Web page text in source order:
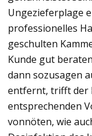
Ungezieferplage
professionelles
geschulten
Kunde gut
dann sozusagen
entfernt, trifft der
entsprechenden
vonnöten, wie